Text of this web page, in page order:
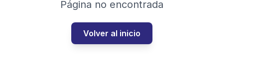
Página no encontrada
Volver al inicio